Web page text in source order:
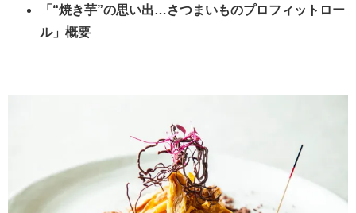
「“焼き芋”の思い出…さつまいものプロフィットロー
ル」概要